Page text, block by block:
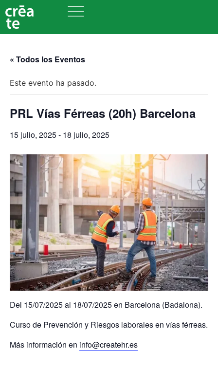
« Todos los Eventos
Este evento ha pasado.
PRL Vías Férreas (20h) Barcelona
15 julio, 2025- 18 julio, 2025
Del 15/07/2025 al 18/07/2025 en Barcelona (Badalona).
Curso de Prevención y Riesgos laborales en vías férreas.
Más información en info@createhr.es